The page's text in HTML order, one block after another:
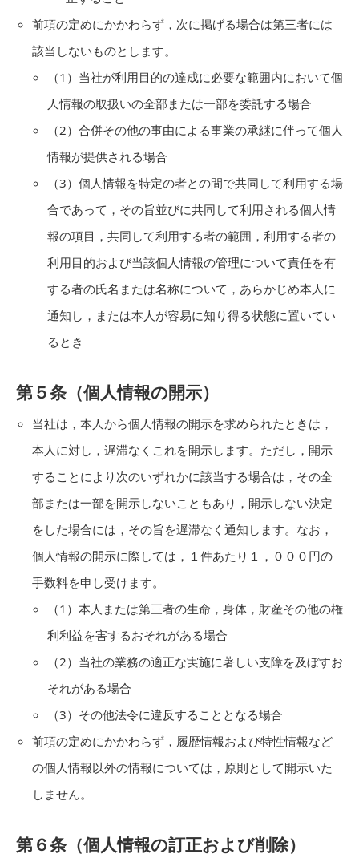
前項の定めにかかわらず，次に掲げる場合は第三者には
該当しないものとします。
（1）当社が利用目的の達成に必要な範囲内において個
人情報の取扱いの全部または一部を委託する場合
（2）合併その他の事由による事業の承継に伴って個人
情報が提供される場合
（3）個人情報を特定の者との間で共同して利用する場
合であって，その旨並びに共同して利用される個人情
報の項目，共同して利用する者の範囲，利用する者の
利用目的および当該個人情報の管理について責任を有
する者の氏名または名称について，あらかじめ本人に
通知し，または本人が容易に知り得る状態に置いてい
るとき
第５条（個人情報の開示）
当社は，本人から個人情報の開示を求められたときは，
本人に対し，遅滞なくこれを開示します。ただし，開示
することにより次のいずれかに該当する場合は，その全
部または一部を開示しないこともあり，開示しない決定
をした場合には，その旨を遅滞なく通知します。なお，
個人情報の開示に際しては，１件あたり１，０００円の
手数料を申し受けます。
（1）本人または第三者の生命，身体，財産その他の権
利利益を害するおそれがある場合
（2）当社の業務の適正な実施に著しい支障を及ぼすお
それがある場合
（3）その他法令に違反することとなる場合
前項の定めにかかわらず，履歴情報および特性情報など
の個人情報以外の情報については，原則として開示いた
しません。
第６条（個人情報の訂正および削除）